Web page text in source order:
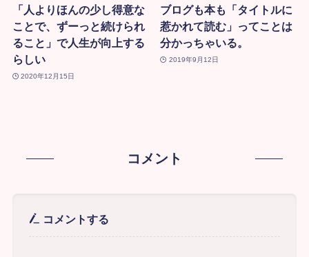
「人よりほんの少し得意な
ことで、ずーっと続けられ
ること」で人生が向上する
らしい
2020年12月15日
ブログも本も「タイトルに
惹かれて読む」ってことは
分かっちゃいる。
2019年9月12日
コメント
コメントする